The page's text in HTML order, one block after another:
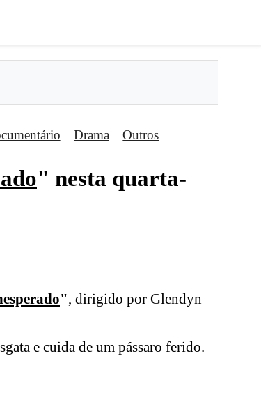
Drama Outros
" nesta quarta-
", dirigido por Glendyn
e cuida de um pássaro ferido.